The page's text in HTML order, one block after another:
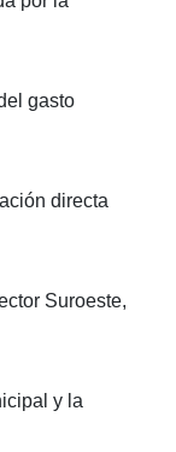
gasto
directa
Suroeste,
y la